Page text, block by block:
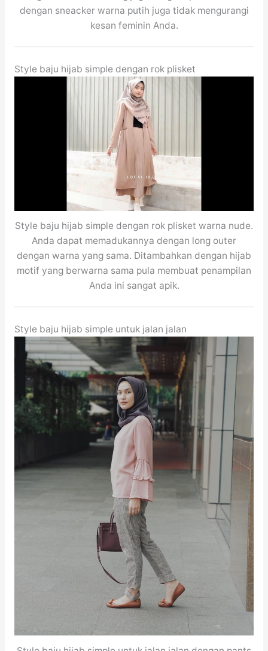
dengan sneacker warna putih juga tidak mengurangi
kesan feminin Anda.
Style baju hijab simple dengan rok plisket
Style baju hijab simple dengan rok plisket warna nude.
Anda dapat memadukannya dengan long outer
dengan warna yang sama. Ditambahkan dengan hijab
motif yang berwarna sama pula membuat penampilan
Anda ini sangat apik.
Style baju hijab simple untuk jalan jalan